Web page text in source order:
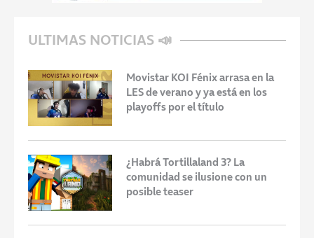
ULTIMAS NOTICIAS 📣
Movistar KOI Fénix arrasa en la
LES de verano y ya está en los
playoffs por el título
¿Habrá Tortillaland 3? La
comunidad se ilusione con un
posible teaser